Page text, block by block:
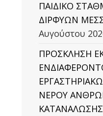
ΠΑΙΔΙΚΟ
ΔΙΡΦΥΩΝ
Αυγούστου
ΠΡΟΣΚΛΗΣΗ
ΝΕΡΟΥ
ΚΑΤΑΝΑΛΩΣΗΣ